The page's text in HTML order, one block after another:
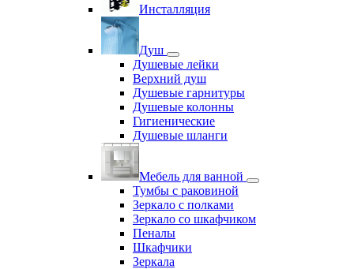
Инсталляция
Душ
Душевые лейки
Верхний душ
Душевые гарнитуры
Душевые колонны
Гигиенические
Душевые шланги
Мебель для ванной
Тумбы с раковиной
Зеркало с полками
Зеркало со шкафчиком
Пеналы
Шкафчики
Зеркала